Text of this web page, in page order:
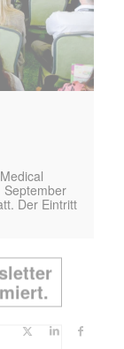
Der Eintritt